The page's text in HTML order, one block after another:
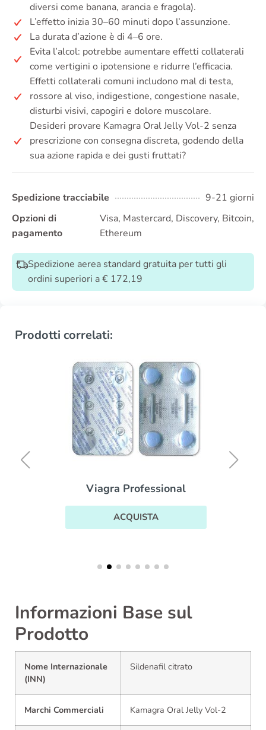
diversi come banana, arancia e fragola).
L’effetto inizia 30–60 minuti dopo l’assunzione.
La durata d’azione è di 4–6 ore.
Evita l’alcol: potrebbe aumentare effetti collaterali
come vertigini o ipotensione e ridurre l’efficacia.
Effetti collaterali comuni includono mal di testa,
rossore al viso, indigestione, congestione nasale,
disturbi visivi, capogiri e dolore muscolare.
Desideri provare Kamagra Oral Jelly Vol-2 senza
prescrizione con consegna discreta, godendo della
sua azione rapida e dei gusti fruttati?
Spedizione tracciabile
9-21 giorni
Opzioni di
pagamento
Visa, Mastercard, Discovery, Bitcoin,
Ethereum
Spedizione aerea standard gratuita per tutti gli
ordini superiori a € 172,19
Prodotti correlati:
Viagra Professional
ACQUISTA
Informazioni Base sul
Prodotto
Nome Internazionale
(INN)
Sildenafil citrato
Marchi Commerciali Kamagra Oral Jelly Vol-2